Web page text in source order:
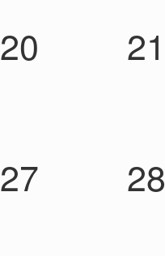
20 21
27 28